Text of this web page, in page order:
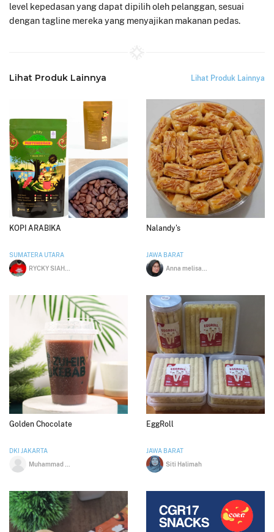
level kepedasan yang dapat dipilih oleh pelanggan, sesuai
dengan tagline mereka yang menyajikan makanan pedas.
Lihat Produk Lainnya Lihat Produk Lainnya
KOPI ARABIKA
SUMATERA UTARA
Nalandy's
JAWA BARAT
Golden Chocolate
DKI JAKARTA
EggRoll
JAWA BARAT
Siti Halimah